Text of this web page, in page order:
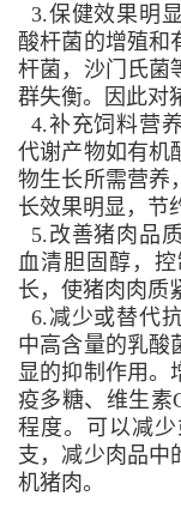
3.保健效果明
酸杆菌的增殖和
杆菌，沙门氏菌
群失衡。因此对
4.补充饲料营
代谢产物如有机
物生长所需营养
长效果明显，节
5.改善猪肉品
血清胆固醇，
长，使猪肉肉质
6.减少或替代
中高含量的乳酸
显的抑制作用。
疫多糖、维生素
程度。可以减
支，减少肉品中
机猪肉。